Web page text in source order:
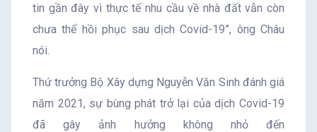
tin gần đây vì thực tế nhu cầu về nhà đất vẫn còn
chưa thể hồi phục sau dịch Covid-19”, ông Châu
nói.
Thứ trưởng Bộ Xây dựng Nguyễn Văn Sinh đánh giá
năm 2021, sự bùng phát trở lại của dịch Covid-19
đã gây ảnh hưởng không nhỏ đến